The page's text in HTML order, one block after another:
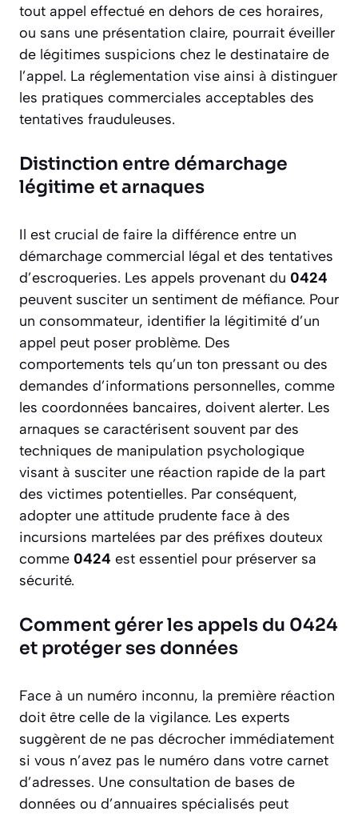
tout appel effectué en dehors de ces horaires,
ou sans une présentation claire, pourrait éveiller
de légitimes suspicions chez le destinataire de
l’appel. La réglementation vise ainsi à distinguer
les pratiques commerciales acceptables des
tentatives frauduleuses.
Distinction entre démarchage
légitime et arnaques
Il est crucial de faire la différence entre un
démarchage commercial légal et des tentatives
d’escroqueries. Les appels provenant du 0424
peuvent susciter un sentiment de méfiance. Pour
un consommateur, identifier la légitimité d’un
appel peut poser problème. Des
comportements tels qu’un ton pressant ou des
demandes d’informations personnelles, comme
les coordonnées bancaires, doivent alerter. Les
arnaques se caractérisent souvent par des
techniques de manipulation psychologique
visant à susciter une réaction rapide de la part
des victimes potentielles. Par conséquent,
adopter une attitude prudente face à des
incursions martelées par des préfixes douteux
comme 0424 est essentiel pour préserver sa
sécurité.
Comment gérer les appels du 0424
et protéger ses données
Face à un numéro inconnu, la première réaction
doit être celle de la vigilance. Les experts
suggèrent de ne pas décrocher immédiatement
si vous n’avez pas le numéro dans votre carnet
d’adresses. Une consultation de bases de
données ou d’annuaires spécialisés peut